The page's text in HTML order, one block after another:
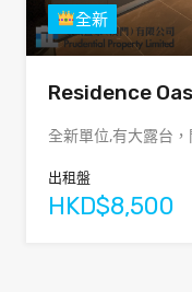
全新
Residence
全新單位,有大露台
出租盤
HKD$8,500